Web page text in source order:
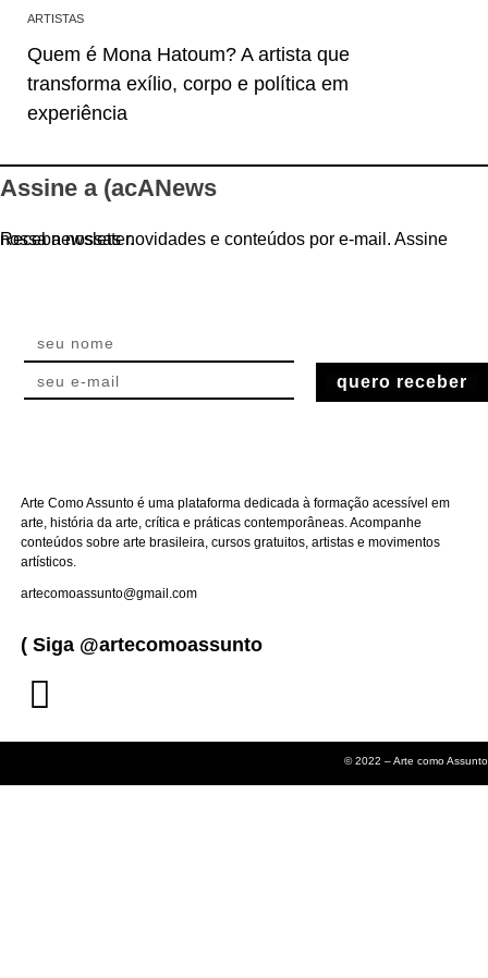
ARTISTAS
Quem é Mona Hatoum? A artista que
transforma exílio, corpo e política em
experiência
Assine a (acANews
Receba nossas novidades e conteúdos por e-mail. Assine nossa newsletter.
quero receber
Arte Como Assunto é uma plataforma dedicada à formação acessível em
arte, história da arte, crítica e práticas contemporâneas. Acompanhe
conteúdos sobre arte brasileira, cursos gratuitos, artistas e movimentos
artísticos.
artecomoassunto@gmail.com
( Siga @artecomoassunto
© 2022 – Arte como Assunto